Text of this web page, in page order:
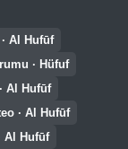
Al Hufūf
· Hüfuf
Al Hufūf
· Al Hufūf
Al Hufūf